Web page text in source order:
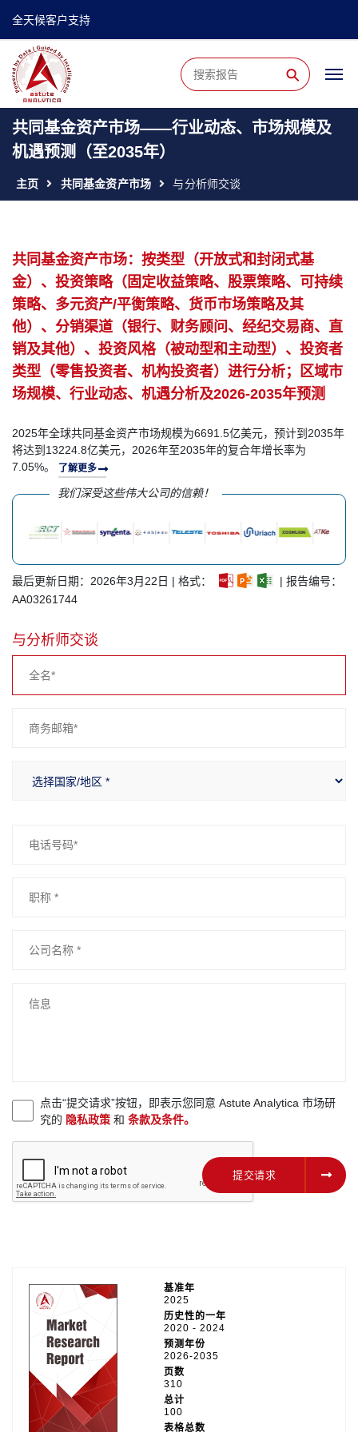
全天候客户支持
⚲
共同基金资产市场——行业动态、市场规模及
机遇预测（至2035年）
主页 共同基金资产市场 与分析师交谈
共同基金资产市场：按类型（开放式和封闭式基
金）、投资策略（固定收益策略、股票策略、可持续
策略、多元资产/平衡策略、货币市场策略及其
他）、分销渠道（银行、财务顾问、经纪交易商、直
销及其他）、投资风格（被动型和主动型）、投资者
类型（零售投资者、机构投资者）进行分析；区域市
场规模、行业动态、机遇分析及2026-2035年预测
2025年全球共同基金资产市场规模为6691.5亿美元，预计到2035年
将达到13224.8亿美元，2026年至2035年的复合年增长率为
7.05%。
了解更多
我们深受这些伟大公司的信赖！
最后更新日期：2026年3月22日 | 格式：
| 报告编号：
AA03261744
与分析师交谈
点击“提交请求”按钮，即表示您同意 Astute Analytica 市场研
究的 隐私政策 和条款及条件。
提交请求
基准年
2025
历史性的一年
2020 - 2024
预测年份
2026-2035
页数
310
总计
100
表格总数